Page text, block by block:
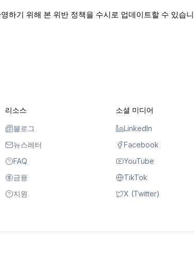
기 위해 본 위반 정책을 수시로 업데이트할 수 있습
리소스
블로그
뉴스레터
FAQ
금융
지원
소셜 미디어
LinkedIn
Facebook
YouTube
TikTok
X (Twitter)